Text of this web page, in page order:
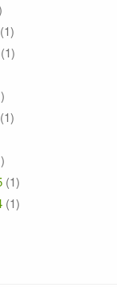
(1)
(1)
(1)
(1)
(1)